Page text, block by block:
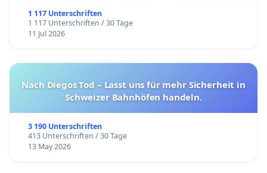
1 117 Unterschriften
1 117 Unterschriften / 30 Tage
11 Jul 2026
Nach Diegos Tod – Lasst uns für mehr Sicherheit in
Schweizer Bahnhöfen handeln.
3 190 Unterschriften
413 Unterschriften / 30 Tage
13 May 2026